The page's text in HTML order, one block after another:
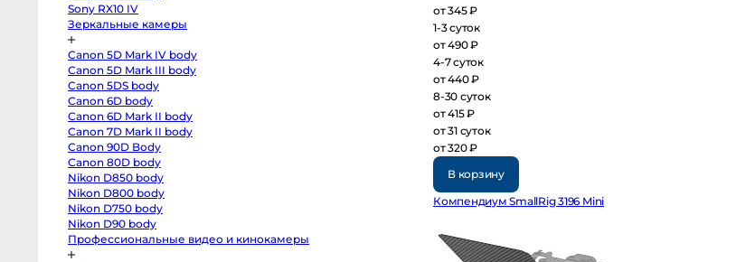
X-
Sony RX10 IV
Зеркальные камеры
Canon 5D Mark IV body
Canon 5D Mark III body
Canon 5DS body
Canon 6D body
Canon 6D Mark II body
Canon 7D Mark II body
Canon 90D Body
Canon 80D body
Nikon D850 body
Nikon D800 body
Nikon D750 body
Nikon D90 body
Профессиональные видео и кинокамеры
от 345 ₽
1-3 суток
от 490 ₽
4-7 суток
от 440 ₽
8-30 суток
от 415 ₽
от 31 суток
от 320 ₽
В корзину
Компендиум SmallRig 3196 Mini